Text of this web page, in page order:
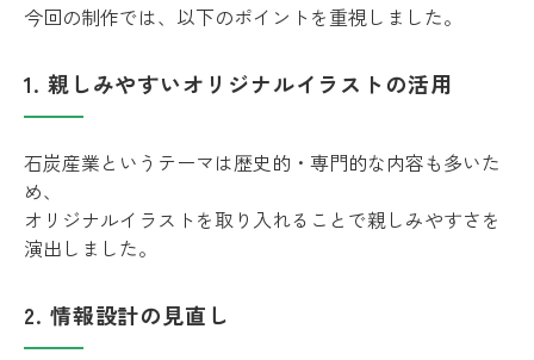
今回の制作では、以下のポイントを重視しました。
1. 親しみやすいオリジナルイラストの活用
石炭産業というテーマは歴史的・専門的な内容も多いた
め、
オリジナルイラストを取り入れることで親しみやすさを
演出しました。
2. 情報設計の見直し